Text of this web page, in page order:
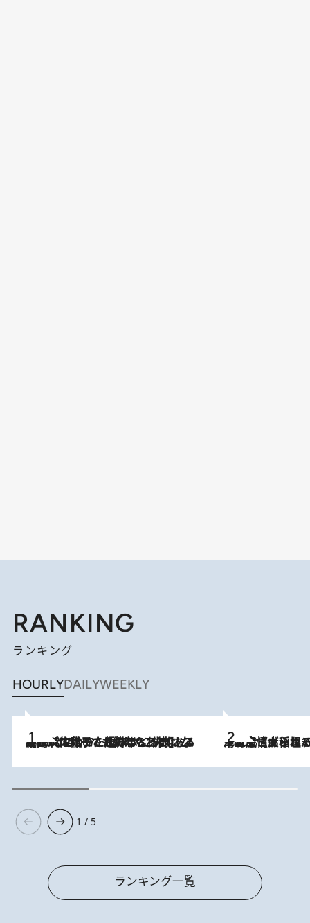
RANKING
ランキング
HOURLYDAILYWEEKLY
2026.8.5
【阿川佐和子さんの年とる力】なぜ70代で始めた趣味は“こんなに楽しい”のか？ ピアノ、俳句…スランプに陥っても続けられる“ある秘訣”とは 2026.8.5
下町風情あふれる台北屈指の人気エリア・大稲埕でセンスのいい台湾土産《ヴ
1 / 5
ランキング一覧